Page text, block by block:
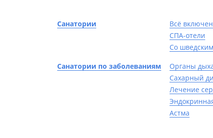
Санатории Всё
СПА-отели
Со
Санатории по заболеваниям Органы
Сахарный
Лечение
Астма